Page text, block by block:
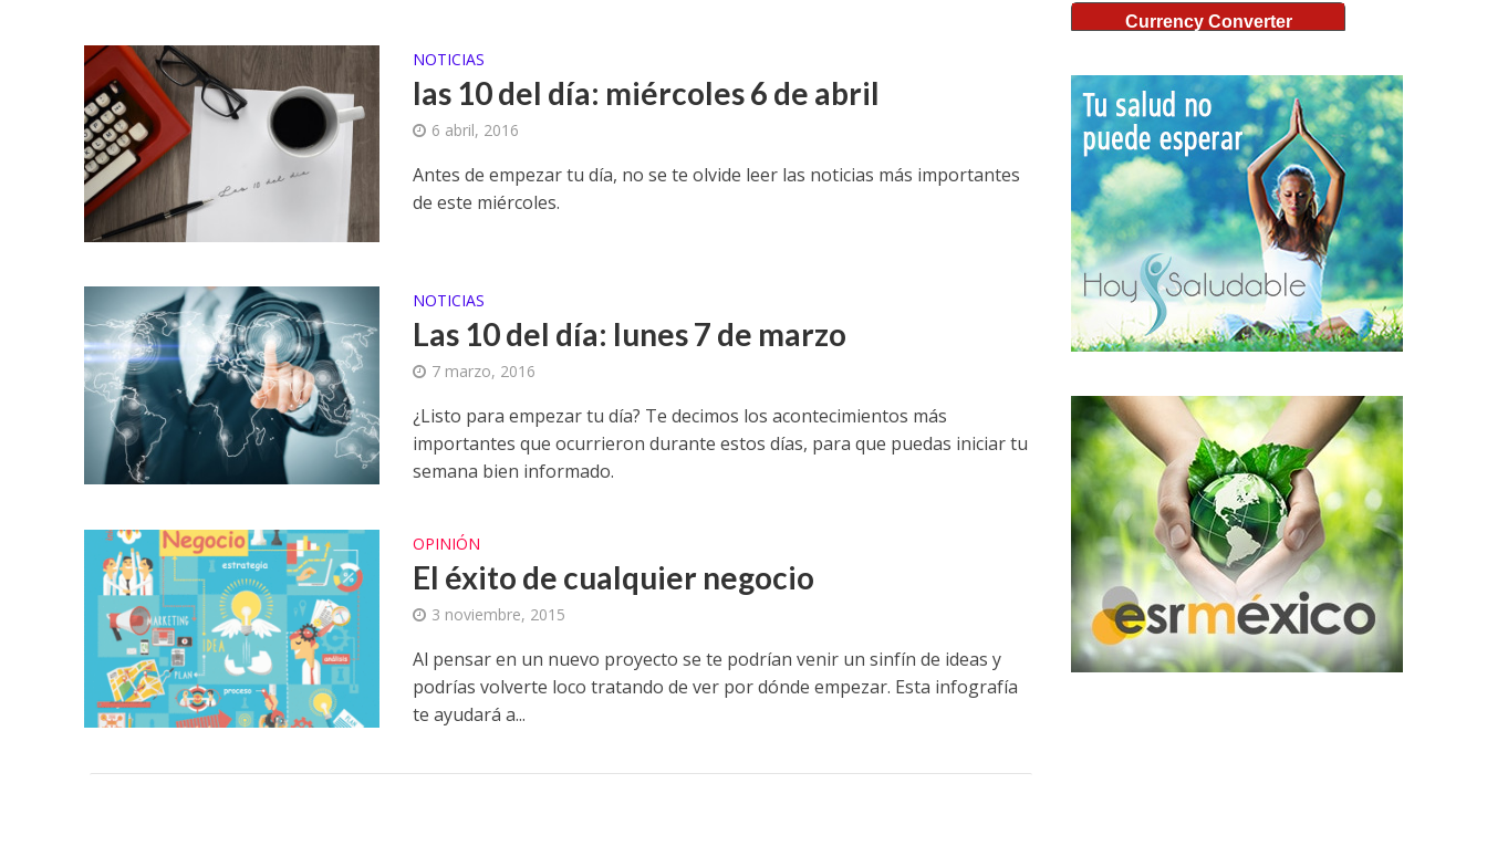
NOTICIAS
las 10 del día: miércoles 6 de abril
6 abril, 2016
Antes de empezar tu día, no se te olvide leer las noticias más importantes
de este miércoles.
NOTICIAS
Las 10 del día: lunes 7 de marzo
7 marzo, 2016
¿Listo para empezar tu día? Te decimos los acontecimientos más
importantes que ocurrieron durante estos días, para que puedas iniciar tu
semana bien informado.
OPINIÓN
El éxito de cualquier negocio
3 noviembre, 2015
Al pensar en un nuevo proyecto se te podrían venir un sinfín de ideas y
podrías volverte loco tratando de ver por dónde empezar. Esta infografía
te ayudará a...
Currency Converter